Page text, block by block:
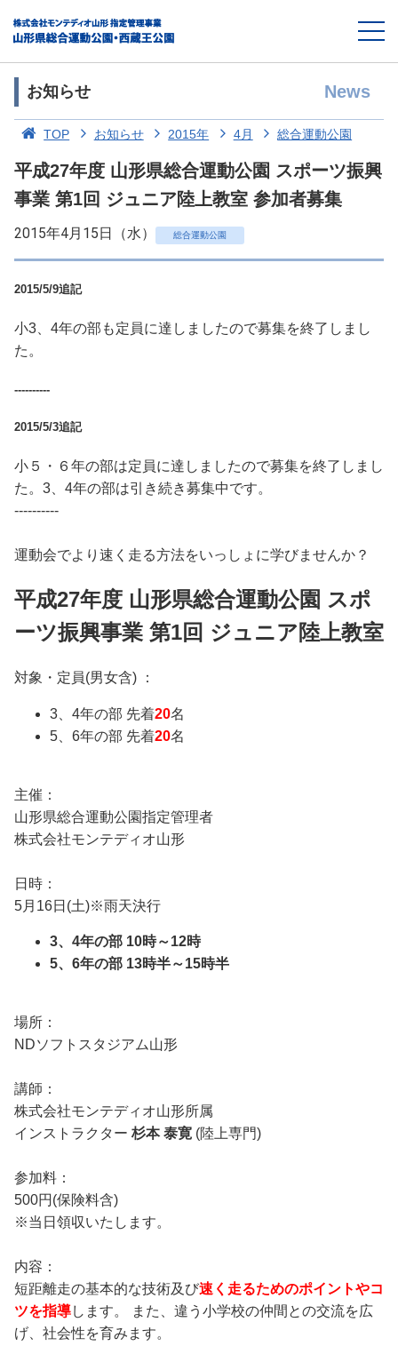
お知らせ News
TOP お知らせ 2015年 4月 総合運動公園
平成27年度 山形県総合運動公園 スポーツ振興
事業 第1回 ジュニア陸上教室 参加者募集
2015年4月15日（水） 総合運動公園
2015/5/9追記
小3、4年の部も定員に達しましたので募集を終了しまし
た。
----------
2015/5/3追記
小５・６年の部は定員に達しましたので募集を終了しまし
た。3、4年の部は引き続き募集中です。
----------
運動会でより速く走る方法をいっしょに学びませんか？
平成27年度 山形県総合運動公園 スポ
ーツ振興事業 第1回 ジュニア陸上教室
対象・定員(男女含) ：
3、4年の部 先着20名
5、6年の部 先着20名
主催：
山形県総合運動公園指定管理者
株式会社モンテディオ山形
日時：
5月16日(土)※雨天決行
3、4年の部 10時～12時
5、6年の部 13時半～15時半
場所：
NDソフトスタジアム山形
講師：
株式会社モンテディオ山形所属
インストラクター 杉本 泰寛(陸上専門)
参加料：
500円(保険料含)
※当日領収いたします。
内容：
短距離走の基本的な技術及び速く走るためのポイントやコ
ツを指導します。 また、違う小学校の仲間との交流を広
げ、社会性を育みます。